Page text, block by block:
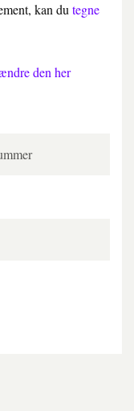
kan du tegne
den her